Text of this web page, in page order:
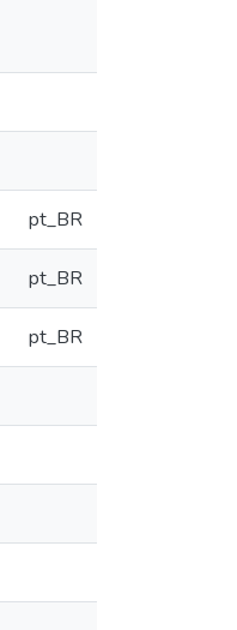
pt_BR
pt_BR
pt_BR